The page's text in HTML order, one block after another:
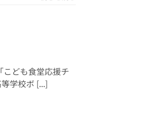
ども食堂応援チ
学校ボ [...]